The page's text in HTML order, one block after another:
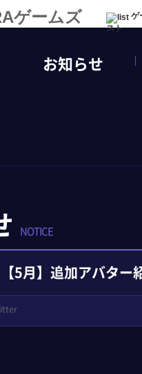
ゲ
スト
お知らせ
NOTICE
【5月】追加アバター